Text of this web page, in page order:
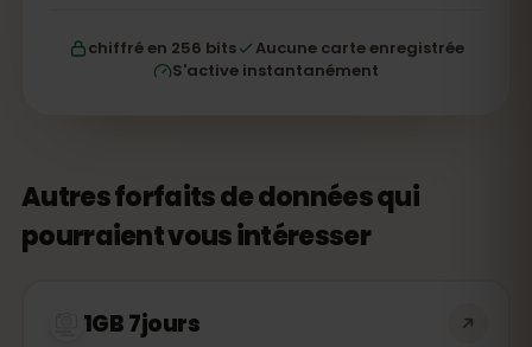
chiffré en 256 bits
Aucune carte enregistrée
S'active instantanément
Autres forfaits de données qui
pourraient vous intéresser
1GB 7jours